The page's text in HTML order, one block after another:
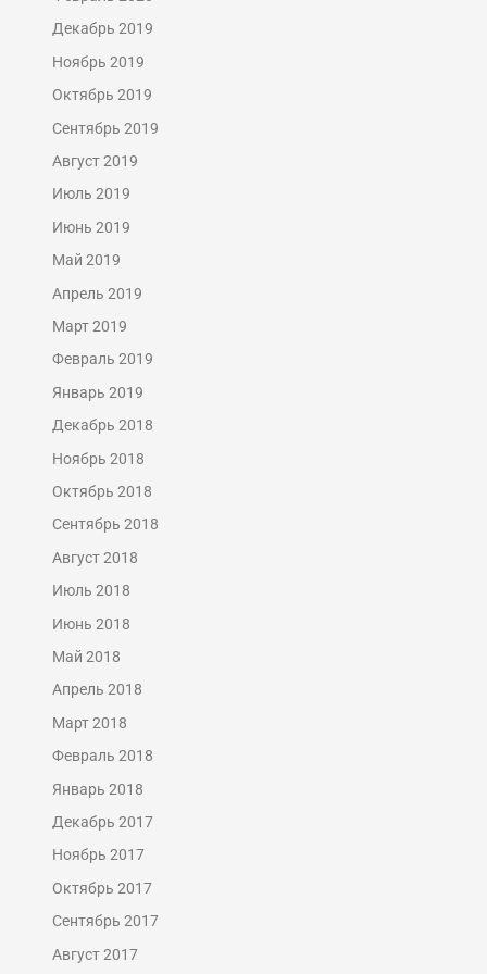
Декабрь 2019
Ноябрь 2019
Октябрь 2019
Сентябрь 2019
Август 2019
Июль 2019
Июнь 2019
Май 2019
Апрель 2019
Март 2019
Февраль 2019
Январь 2019
Декабрь 2018
Ноябрь 2018
Октябрь 2018
Сентябрь 2018
Август 2018
Июль 2018
Июнь 2018
Май 2018
Апрель 2018
Март 2018
Февраль 2018
Январь 2018
Декабрь 2017
Ноябрь 2017
Октябрь 2017
Сентябрь 2017
Август 2017